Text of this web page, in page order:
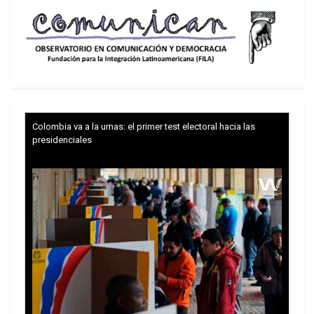
dejaran el dólar. Una nueva moneda de comercio
es extremadamente importante; sé que es
complicado, pero si no encontramos una forma
En la anterior cumbre no estaba en el escenario el
factor Trump. El presidente de Estados Unidos
trata de inclinar a favor de los intereses de
Washington la balanza de las decisiones
mundiales. Este es un tema que marca la cita y
que en las reuniones previas, quedó de
manifiesto. Lula da Silva describió el escenario
Colombia va a la urnas: el primer test electoral hacia las
presidenciales